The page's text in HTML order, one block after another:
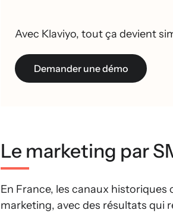
Avec Klaviyo, tout ça devient
Demander une démo
Le marketing par
En France, les canaux
marketing, avec des résultats qui